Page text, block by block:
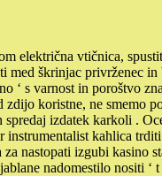
električna vtičnica,
med škrinjac privrženec
‘ s varnost in poroštvo
koristne, ne smemo
izdatek karkoli .
kahlica
nastopati izgubi
nadomestilo nositi